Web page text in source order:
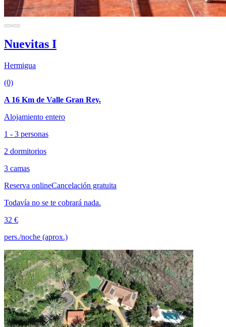
Nuevitas I
Hermigua
(0)
A 16 Km de Valle Gran Rey.
Alojamiento entero
1 - 3 personas
2 dormitorios
3 camas
Reserva onlineCancelación gratuita
Todavía no se te cobrará nada.
32 €
pers./noche (aprox.)